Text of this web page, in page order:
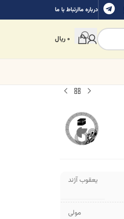
درباره ماارتباط با ما
0ریال
یعقوب آژند
مولی